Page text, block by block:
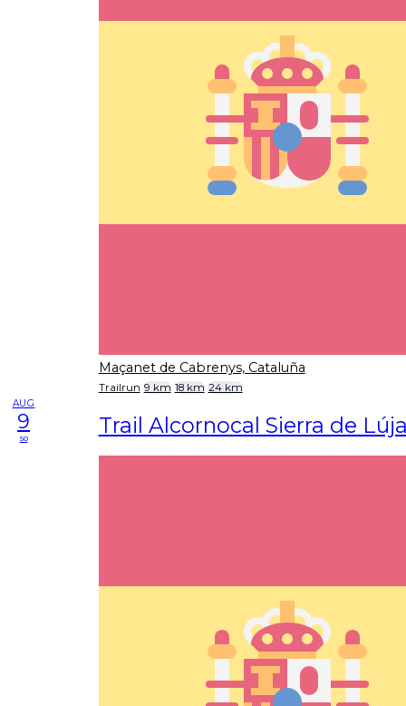
Maçanet de Cabrenys, Cataluña
Trailrun 9 km 18 km 24 km
AUG
9
so Trail Alcornocal Sierra de